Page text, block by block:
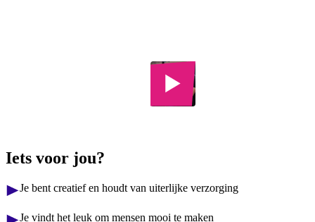
Iets voor jou?
Je bent creatief en houdt van uiterlijke verzorging
Je vindt het leuk om mensen mooi te maken